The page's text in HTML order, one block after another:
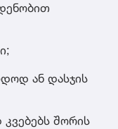
ან დასჯის
შორის